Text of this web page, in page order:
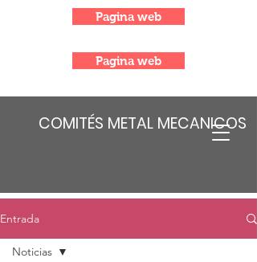
COMITÉS METAL MECANICOS
Pagina web
Pagina web
Entrada
Noticias